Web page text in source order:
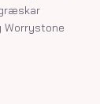
Worrystone